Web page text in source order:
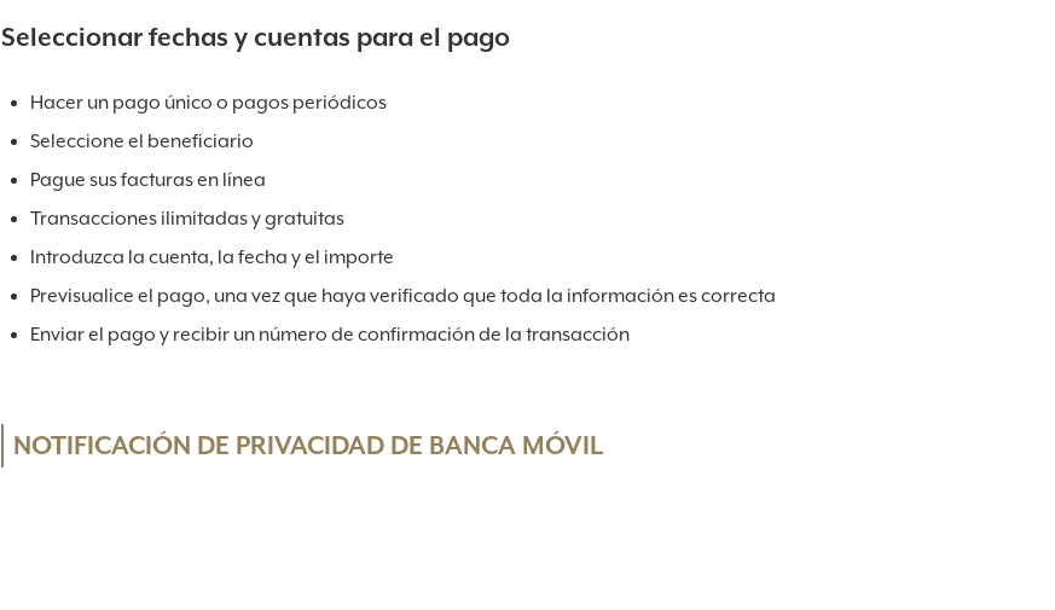
Seleccionar fechas y cuentas para el pago
Hacer un pago único o pagos periódicos
Seleccione el beneficiario
Pague sus facturas en línea
Transacciones ilimitadas y gratuitas
Introduzca la cuenta, la fecha y el importe
Previsualice el pago, una vez que haya verificado que toda la información es correcta
Enviar el pago y recibir un número de confirmación de la transacción
‍NOTIFICACIÓN DE PRIVACIDAD DE BANCA MÓVIL